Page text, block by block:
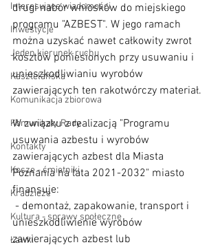
Interesujące wiadomości
Inwestycje
Jeden kierunek ruchu
Kasztelańska
Komunikacja zbiorowa
Komunikaty Rady
Kontakty
Kosze - śmietniki
Kradzieże
Kultura - sprawy społeczne
Ławki
drugi nabór wniosków do miejskiego
programu "AZBEST". W jego ramach
można uzyskać nawet całkowity zwrot
kosztów poniesionych przy usuwaniu i
unieszkodliwianiu wyrobów
zawierających ten rakotwórczy materiał.
W związku z realizacją "Programu
usuwania azbestu i wyrobów
zawierających azbest dla Miasta
Poznania na lata 2021-2032" miasto
finansuje:
unieszkodliwienie wyrobów
zawierających azbest lub